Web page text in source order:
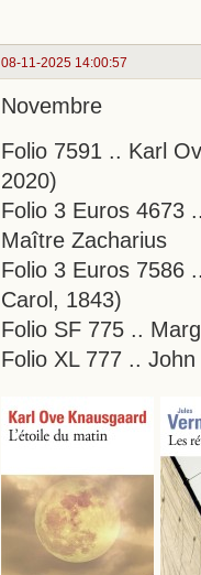
08-11-2025 14:00:57
Novembre
Folio 7591 .. Karl
2020)
Folio 3 Euros 4673
Maître Zacharius
Folio 3 Euros 7586
Carol, 1843)
Folio SF 775 ..
Folio XL 777 ..